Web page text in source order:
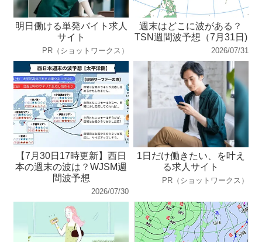
明日働ける単発バイト求人
サイト
PR（ショットワークス）
週末はどこに波がある？
TSN週間波予想（7月31日)
2026/07/31
【7月30日17時更新】西日
本の週末の波は？WJSM週
間波予想
2026/07/30
1日だけ働きたい、を叶え
る求人サイト
PR（ショットワークス）